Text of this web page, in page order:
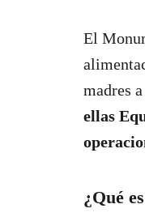
El
madres
ellas
¿Qué